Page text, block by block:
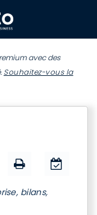
avec des
Souhaitez-vous la
bilans,